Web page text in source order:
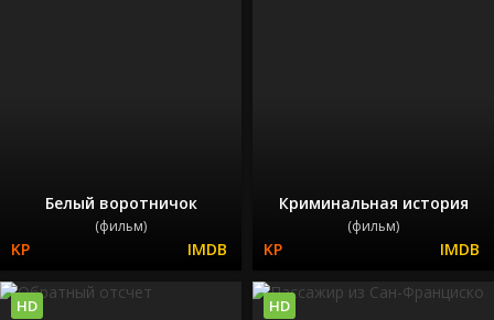
Белый воротничок
(фильм)
Криминальная история
(фильм)
HD HD